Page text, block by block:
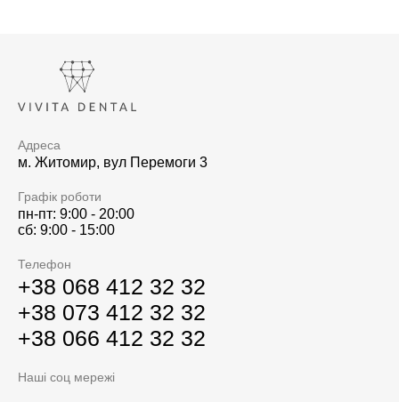
Адреса
м. Житомир, вул Перемоги 3
Графік роботи
пн-пт: 9:00 - 20:00
сб: 9:00 - 15:00
Телефон
+38 068 412 32 32
+38 073 412 32 32
+38 066 412 32 32
Наші соц мережі